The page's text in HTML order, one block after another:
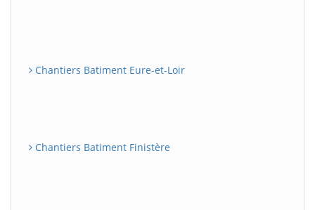
Chantiers Batiment Eure-et-Loir
Chantiers Batiment Finistère